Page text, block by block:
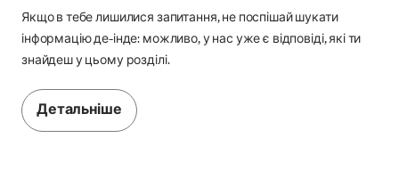
Якщо в тебе лишилися запитання, не поспішай шукати
інформацію де-інде: можливо, у нас уже є відповіді, які ти
знайдеш у цьому розділі.
Детальніше